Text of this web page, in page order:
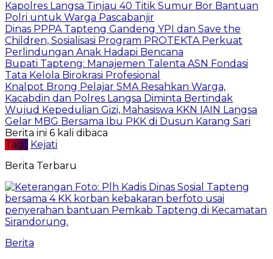
Kapolres Langsa Tinjau 40 Titik Sumur Bor Bantuan
Polri untuk Warga Pascabanjir
Dinas PPPA Tapteng Gandeng YPI dan Save the
Children, Sosialisasi Program PROTEKTA Perkuat
Perlindungan Anak Hadapi Bencana
Bupati Tapteng: Manajemen Talenta ASN Fondasi
Tata Kelola Birokrasi Profesional
Knalpot Brong Pelajar SMA Resahkan Warga,
Kacabdin dan Polres Langsa Diminta Bertindak
Wujud Kepedulian Gizi, Mahasiswa KKN IAIN Langsa
Gelar MBG Bersama Ibu PKK di Dusun Karang Sari
Berita ini 6 kali dibaca
Tag : Kejati
Berita Terbaru
Berita